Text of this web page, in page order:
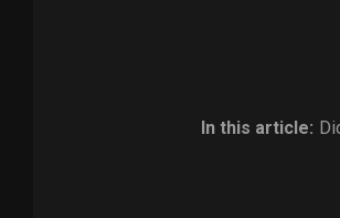
In this article: